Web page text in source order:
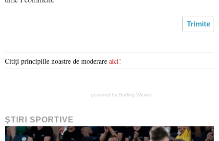
Citiți principiile noastre de moderare aici!
powered by Surfing Waves
ŞTIRI SPORTIVE